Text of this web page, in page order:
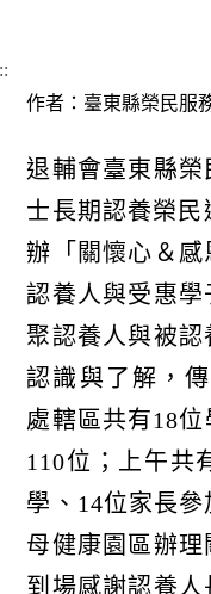
作者：臺東縣榮民服
退輔會臺東縣
士長期認養榮
辦「關懷心＆
認養人與受惠
聚認養人與被
認識與了解，
處轄區共有18
110位；上午共
學、14位家長
母健康園區辦理
到場感謝認養